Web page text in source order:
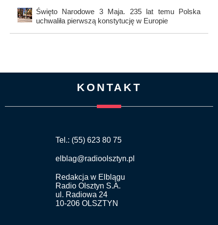
Święto Narodowe 3 Maja. 235 lat temu Polska
uchwaliła pierwszą konstytucję w Europie
KONTAKT
Tel.: (55) 623 80 75
elblag@radioolsztyn.pl
Redakcja w Elblągu
Radio Olsztyn S.A.
ul. Radiowa 24
10-206 OLSZTYN